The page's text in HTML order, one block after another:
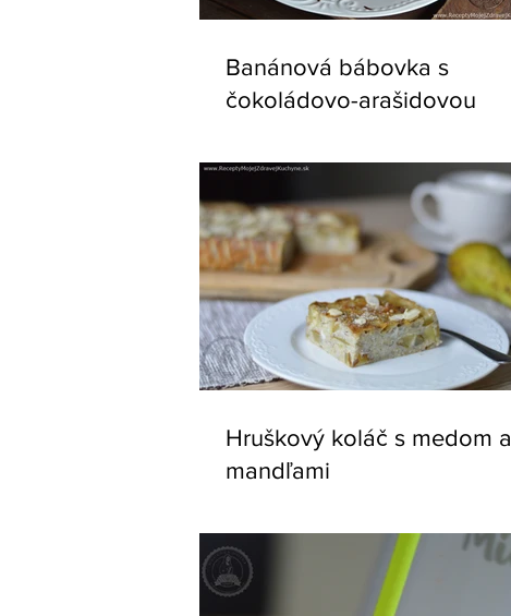
Banánová bábovka s
čokoládovo-arašidovou
Hruškový koláč s medom a
mandľami